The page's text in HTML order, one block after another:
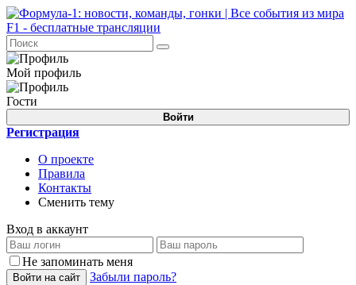
Мой профиль
Гости
Войти
Регистрация
О проекте
Правила
Контакты
Сменить тему
Вход в аккаунт
Не запоминать меня
Войти на сайт
Забыли пароль?